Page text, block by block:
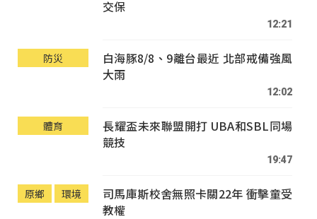
交保
12:21
防災
白海豚8/8、9離台最近 北部戒備強風
大雨
12:02
體育
長耀盃未來聯盟開打 UBA和SBL同場
競技
19:47
原鄉 環境
司馬庫斯校舍無照卡關22年 衝擊童受
教權